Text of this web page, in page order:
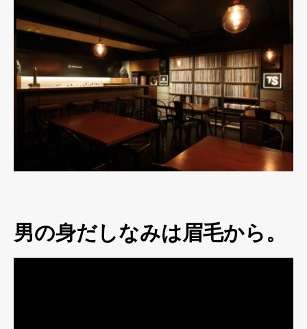
男の身だしなみは眉毛から。